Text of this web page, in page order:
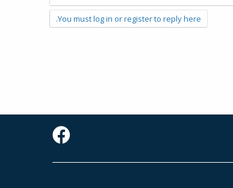
You must log in or register to reply here.